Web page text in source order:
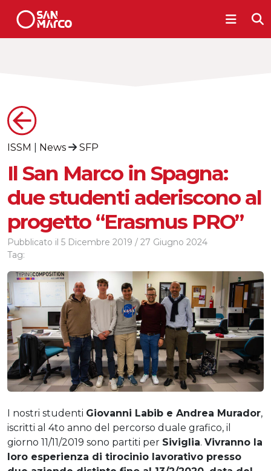
ISSM News SFP
Il San Marco in Spagna:
due studenti aderiscono al
progetto “Erasmus PRO”
Pubblicato il 5 Dicembre 2019 / 27 Giugno 2024
Tag:
I nostri studenti Giovanni Labib e Andrea Murador,
iscritti al 4to anno del percorso duale grafico, il
giorno 11/11/2019 sono partiti per Siviglia. Vivranno la
loro esperienza di tirocinio lavorativo presso